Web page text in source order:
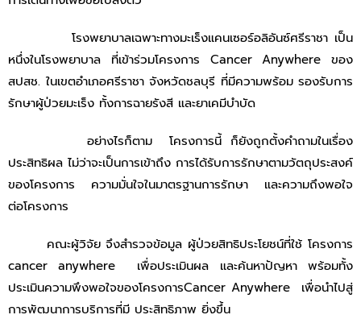
โรงพยาบาลเฉพาะทางมะเร็งแคนเซอร์อลิอันซ์ศรีราชา เป็น
หนึ่งในโรงพยาบาล ที่เข้าร่วมโครงการ Cancer Anywhere ของ
สปสช. ในเขตอำเภอศรีราชา จังหวัดชลบุรี ที่มีความพร้อม รองรับการ
รักษาผู้ป่วยมะเร็ง ทั้งการฉายรังสี และยาเคมีบำบัด
อย่างไรก็ตาม โครงการนี้ ก็ยังถูกตั้งคำถามในเรื่อง
ประสิทธิผล ไม่ว่าจะเป็นการเข้าถึง การได้รับการรักษาตามวัตถุประสงค์
ของโครงการ ความมั่นใจในมาตรฐานการรักษา และความถึงพอใจ
ต่อโครงการ
คณะผู้วิจัย จึงสำรวจข้อมูล ผู้ป่วยสิทธิประโยชน์ที่ใช้ โครงการ
cancer anywhere เพื่อประเมินผล และค้นหาปัญหา พร้อมทั้ง
ประเมินความพึงพอใจของโครงการCancer Anywhere เพื่อนําไปสู่
การพัฒนาการบริการที่มี ประสิทธิภาพ ยิ่งขึ้น